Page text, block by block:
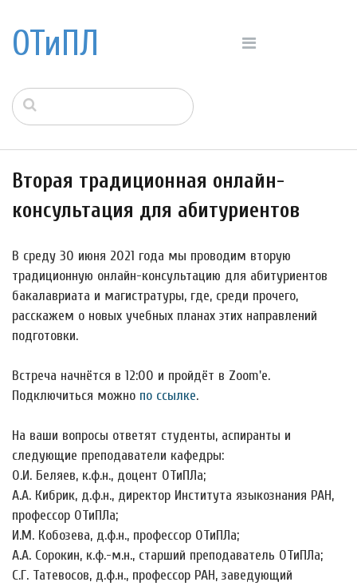
ОТиПЛ
Вторая традиционная онлайн-
консультация для абитуриентов
В среду 30 июня 2021 года мы проводим вторую
традиционную онлайн-консультацию для абитуриентов
бакалавриата и магистратуры, где, среди прочего,
расскажем о новых учебных планах этих направлений
подготовки.
Встреча начнётся в 12:00 и пройдёт в Zoom'е.
Подключиться можно по ссылке.
На ваши вопросы ответят студенты, аспиранты и
следующие преподаватели кафедры:
О.И. Беляев, к.ф.н., доцент ОТиПЛа;
А.А. Кибрик, д.ф.н., директор Института языкознания РАН,
профессор ОТиПЛа;
И.М. Кобозева, д.ф.н., профессор ОТиПЛа;
А.А. Сорокин, к.ф.-м.н., старший преподаватель ОТиПЛа;
С.Г. Татевосов, д.ф.н., профессор РАН, заведующий